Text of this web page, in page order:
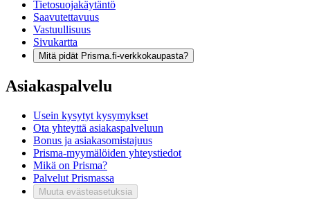
Tietosuojakäytäntö
Saavutettavuus
Vastuullisuus
Sivukartta
Mitä pidät Prisma.fi-verkkokaupasta?
Asiakaspalvelu
Usein kysytyt kysymykset
Ota yhteyttä asiakaspalveluun
Bonus ja asiakasomistajuus
Prisma-myymälöiden yhteystiedot
Mikä on Prisma?
Palvelut Prismassa
Muuta evästeasetuksia